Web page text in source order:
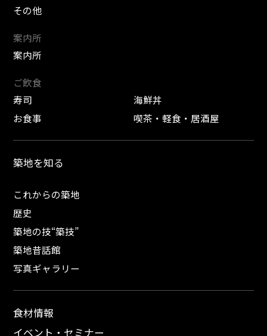
その他
案内所
案内所
ご飲食
寿司
海鮮丼
お食事
喫茶・軽食・居酒屋
築地を知る
これからの築地
歴史
築地の技“築技”
築地昔話館
写真ギャラリー
食材情報
イベント・セミナー